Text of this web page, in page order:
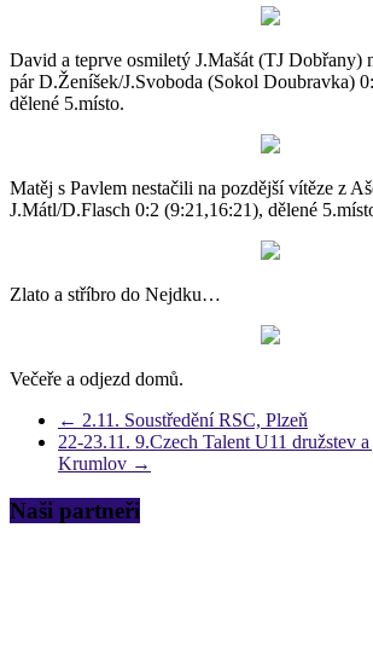
David a teprve osmiletý J.Mašát (TJ Dobřany)
pár D.Ženíšek/J.Svoboda (Sokol Doubravka)
dělené 5.místo.
Matěj s Pavlem nestačili na pozdější vítěze z
J.Mátl/D.Flasch 0:2 (9:21,16:21), dělené
Zlato a stříbro do Nejdku…
Večeře a odjezd domů.
← 2.11. Soustředění RSC, Plzeň
22-23.11. 9.Czech Talent U11 družstev
Krumlov →
Naši partneři